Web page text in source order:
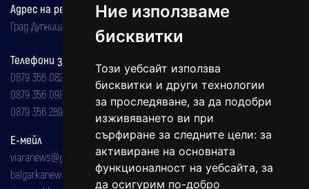
Ние използваме
бисквитки
Този уебсайт използва
бисквитки и други технологии
за проследяване, за да подобри
изживяването ви при
сърфиране за следните цели: за
активиране на основната
функционалност на уебсайта, за
да осигурим по-добро
Адрес на редакцията
Град Дупница, ул.''Христо Ботев" 43
Телефони за реклама и абонаменти
0879 356 082
0879 356 098
0879 356 289
Е-мейл
viaranews@gmail.com
balgarkanews@gmail.com